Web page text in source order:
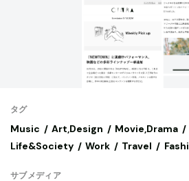
タグ
Music Art,Design Movie,Drama
Life&Society
Work Travel
サブメディア